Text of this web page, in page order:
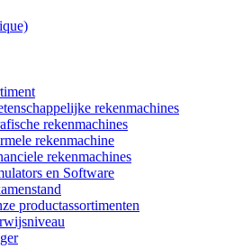
rekenmachines
rekenmachines
rekenmachine
rekenmachines
en Software
productassortimenten